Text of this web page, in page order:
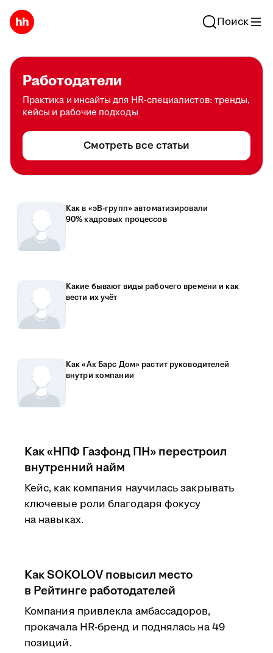
Поиск
Работодатели
Практика и инсайты для HR-специалистов: тренды,
кейсы и рабочие подходы
Смотреть все статьи
Как в «эВ-групп» автоматизировали
90% кадровых процессов
Какие бывают виды рабочего времени и как
вести их учёт
Как «Ак Барс Дом» растит руководителей
внутри компании
Как «НПФ Газфонд ПН» перестроил
внутренний найм
Кейс, как компания научилась закрывать
ключевые роли благодаря фокусу
на навыках.
Как SOKOLOV повысил место
в Рейтинге работодателей
Компания привлекла амбассадоров,
прокачала HR-бренд и поднялась на 49
позиций.